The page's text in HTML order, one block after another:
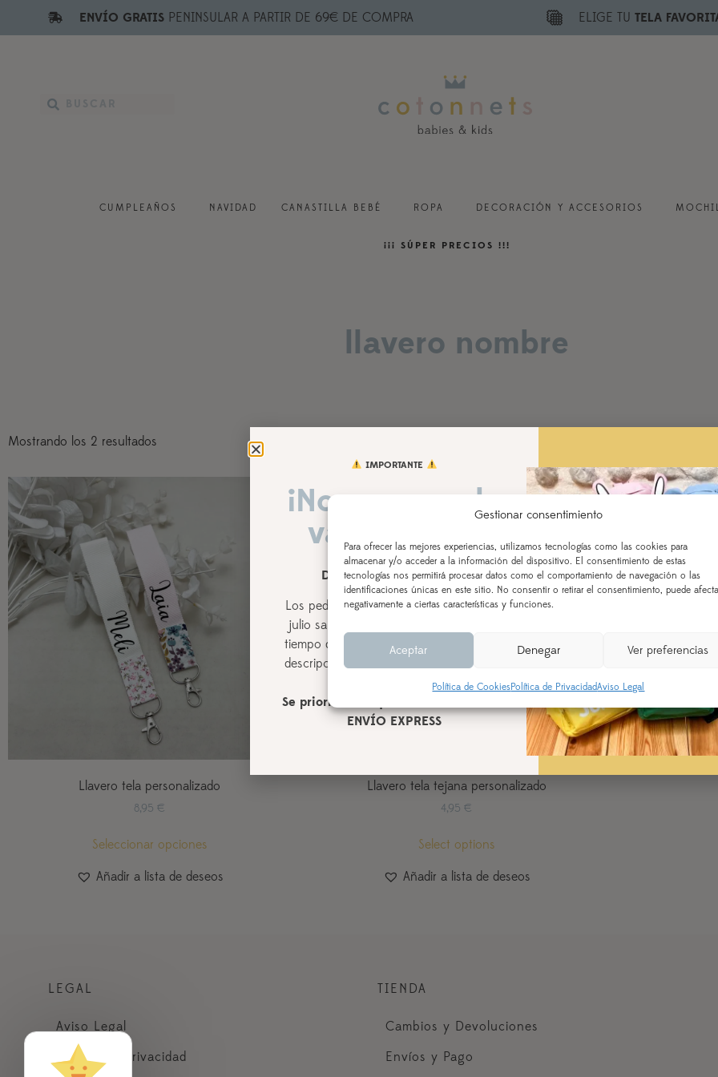
Gestionar consentimiento
Para ofrecer las mejores experiencias, utilizamos tecnologías como las cookies para
almacenar y/o acceder a la información del dispositivo. El consentimiento de estas
tecnologías nos permitirá procesar datos como el comportamiento de navegación o las
identificaciones únicas en este sitio. No consentir o retirar el consentimiento, puede
negativamente a ciertas características y funciones.
Aceptar Denegar Ver preferencias
Política de CookiesPolítica de PrivacidadAviso Legal
ENVÍO GRATISPENINSULAR A PARTIR DE 69€ DE COMPRA ELIGE TU TELA
CUMPLEAÑOS NAVIDAD CANASTILLA BEBÉ ROPA DECORACIÓN Y ACCESORIOS
¡¡¡ SÚPER PRECIOS !!!
llavero nombre
Mostrando los 2 resultados
Llavero tela personalizado
8,95€
Seleccionar opciones
Añadir a lista de deseos
Llavero tela tejana personalizado
4,95€
Select options
Añadir a lista de deseos
LEGAL
Aviso Legal
Política de Privacidad
TIENDA
Cambios y Devoluciones
Envíos y Pago
IMPORTANTE
¡Nos vamos de
vacaciones!
DEL 3 AL 21 DE AGOSTO
Los pedidos realizados a partir del 28 de
julio saldrán,
tiempo de procesamiento (indicado en la
descripción del producto), a partir del 24
Se priorizarán aquellos realizados con
ENVÍO EXPRESS